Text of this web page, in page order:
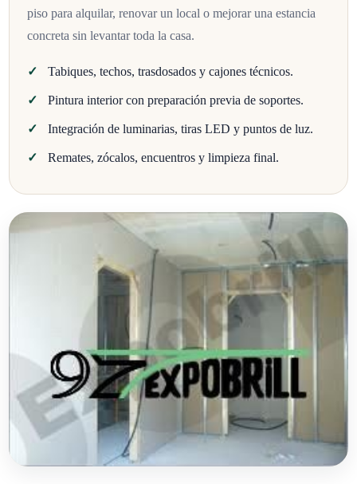
piso para alquilar, renovar un local o mejorar una estancia
concreta sin levantar toda la casa.
Tabiques, techos, trasdosados y cajones técnicos.
Pintura interior con preparación previa de soportes.
Integración de luminarias, tiras LED y puntos de luz.
Remates, zócalos, encuentros y limpieza final.